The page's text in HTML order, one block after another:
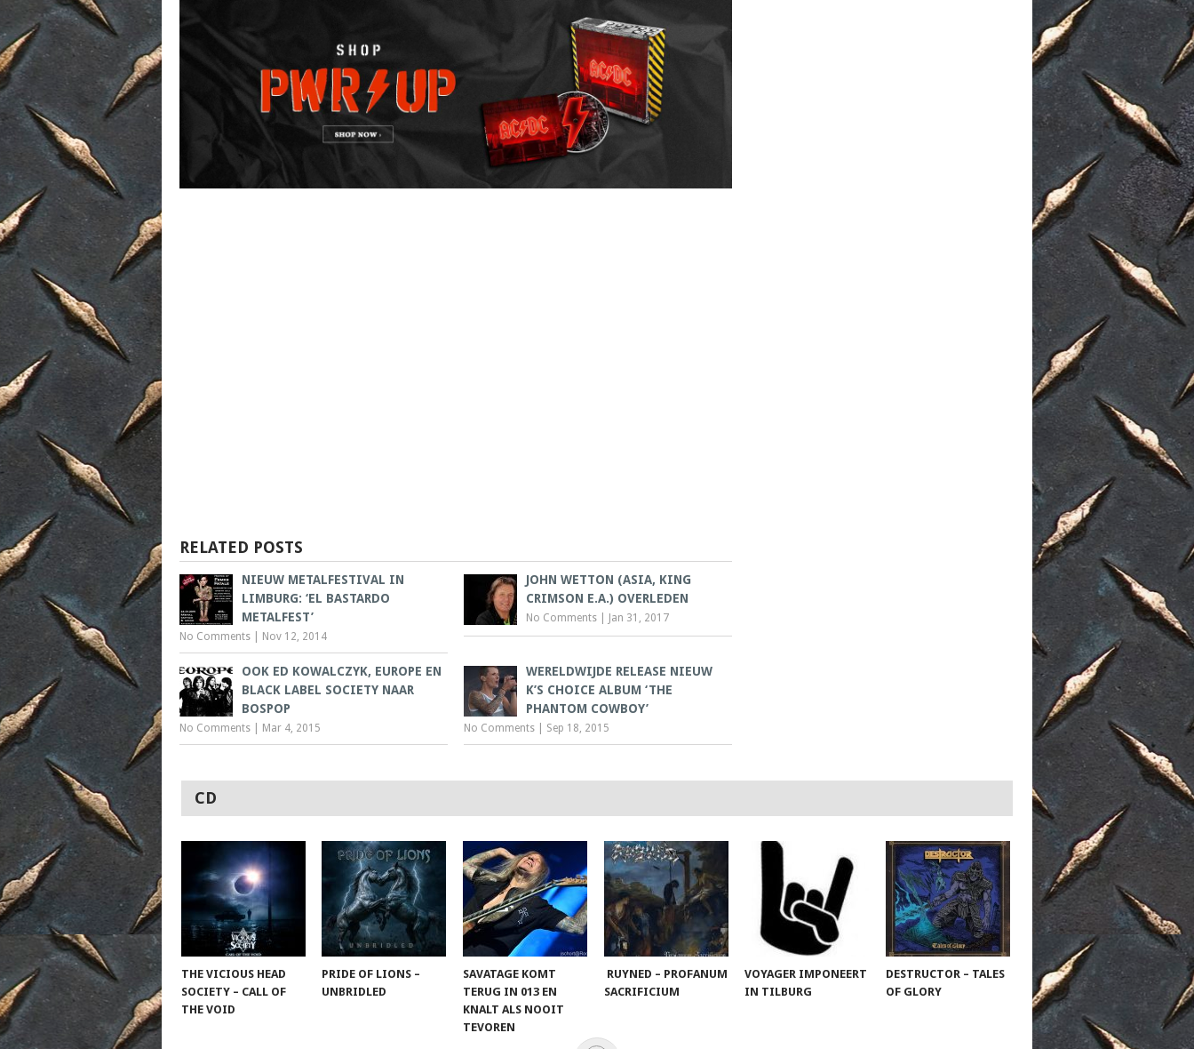
RELATED POSTS
NIEUW METALFESTIVAL IN
LIMBURG: ‘EL BASTARDO
METALFEST’
No Comments Nov 12, 2014
JOHN WETTON (ASIA, KING
CRIMSON E.A.) OVERLEDEN
No Comments Jan 31, 2017
OOK ED KOWALCZYK, EUROPE EN
BLACK LABEL SOCIETY NAAR
BOSPOP
No Comments Mar 4, 2015
WERELDWIJDE RELEASE NIEUW
K’S CHOICE ALBUM ‘THE
PHANTOM COWBOY’
No Comments Sep 18, 2015
CD
THE VICIOUS HEAD
SOCIETY – CALL OF
THE VOID
PRIDE OF LIONS –
UNBRIDLED
SAVATAGE KOMT
TERUG IN 013 EN
KNALT ALS NOOIT
TEVOREN
RUYNED – PROFANUM
SACRIFICIUM
VOYAGER IMPONEERT
IN TILBURG
DESTRUCTOR – TALES
OF GLORY